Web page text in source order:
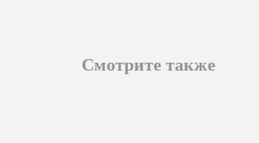
Смотрите также